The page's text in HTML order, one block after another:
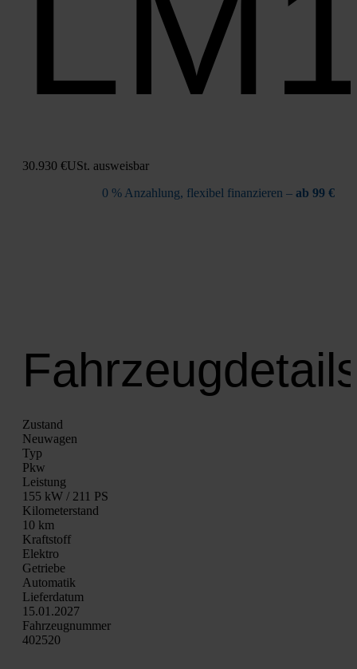
30.930 €USt. aus­weis­bar
0 % Anzah­lung, fle­xi­bel finan­zie­ren – ab 99 €
Zustand
Neu­wa­gen
Typ
Pkw
Leis­tung
155 kW / 211 PS
Kilo­me­ter­stand
10 km
Kraft­stoff
Elek­tro
Getrie­be
Auto­ma­tik
Lie­fer­da­tum
15.01.2027
Fahrzeugnummer
402520